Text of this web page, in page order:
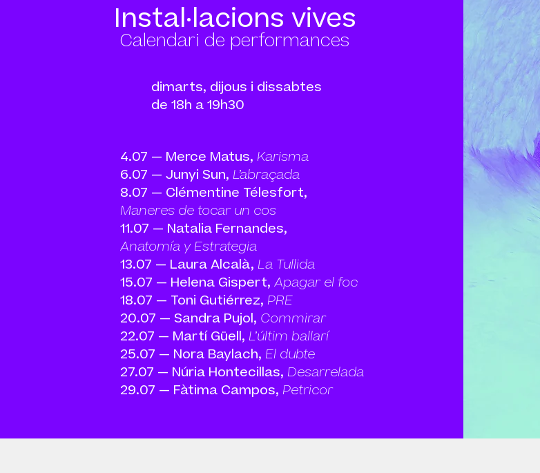
Instal·lacions vives
Calendari de performances
dimarts, dijous i dissabtes
de 18h a 19h30
4.07 ― Merce Matus, Karisma
6.07 ― Junyi Sun, L’abraçada
8.07 ― Clémentine Télesfort,
Maneres de tocar un cos
11.07 ― Natalia Fernandes,
Anatomía y Estrategia
13.07 ― Laura Alcalà, La Tullida
15.07 ― Helena Gispert, Apagar el foc
18.07 ― Toni Gutiérrez, PRE
20.07 ― Sandra Pujol, Commirar
22.07 ― Martí Güell, L’últim ballarí
25.07 ― Nora Baylach, El dubte
27.07 ― Núria Hontecillas, Desarrelada
29.07 ― Fàtima Campos, Petricor